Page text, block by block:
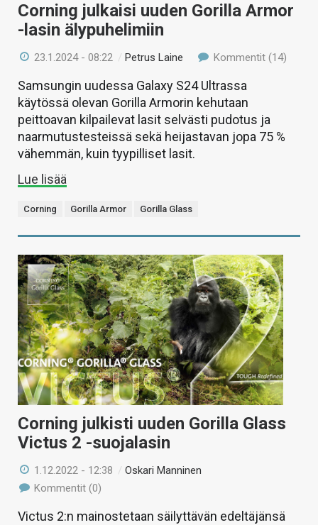
HAKU
Corning julkaisi uuden Gorilla Armor
-lasin älypuhelimiin
23.1.2024 - 08:22 /Petrus Laine Kommentit (14)
Samsungin uudessa Galaxy S24 Ultrassa
käytössä olevan Gorilla Armorin kehutaan
peittoavan kilpailevat lasit selvästi pudotus ja
naarmutustesteissä sekä heijastavan jopa 75 %
vähemmän, kuin tyypilliset lasit.
Lue lisää
Corning Gorilla Armor Gorilla Glass
Corning julkisti uuden Gorilla Glass
Victus 2 -suojalasin
1.12.2022 - 12:38 /Oskari Manninen
Kommentit (0)
Victus 2:n mainostetaan säilyttävän edeltäjänsä